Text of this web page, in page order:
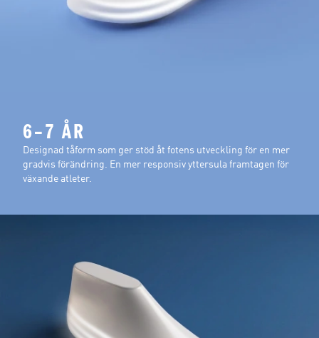
6–7 ÅR
Designad tåform som ger stöd åt fotens utveckling för en mer
gradvis förändring. En mer responsiv yttersula framtagen för
växande atleter.